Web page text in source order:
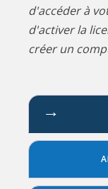
d'accéder à
d'activer la
créer un